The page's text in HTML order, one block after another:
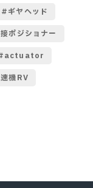
ギヤヘッド
ポジショナー
actuator
機RV